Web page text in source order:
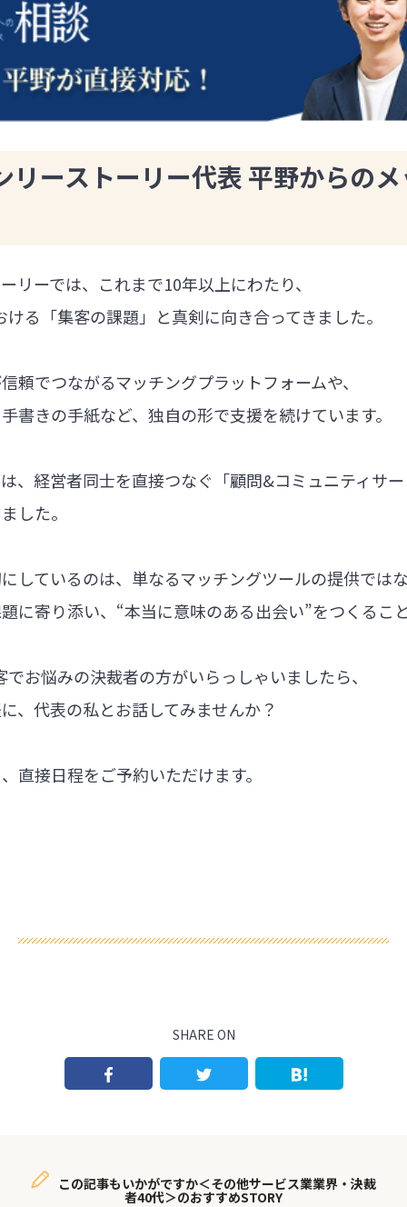
リーストーリー代表 平野からの
リーでは、これまで10年以上にわたり、
る「集客の課題」と真剣に向き合ってきました。
頼でつながるマッチングプラットフォームや、
書きの手紙など、独自の形で支援を続けています。
、経営者同士を直接つなぐ「顧問&コミュニティサ
した。
しているのは、単なるマッチングツールの提供では
に寄り添い、“本当に意味のある出会い”をつくるこ
お悩みの決裁者の方がいらっしゃいましたら、
、代表の私とお話してみませんか？
直接日程をご予約いただけます。
SHARE ON
この記事もいかがですか＜その他サービス業業界・決裁
者40代＞のおすすめSTORY